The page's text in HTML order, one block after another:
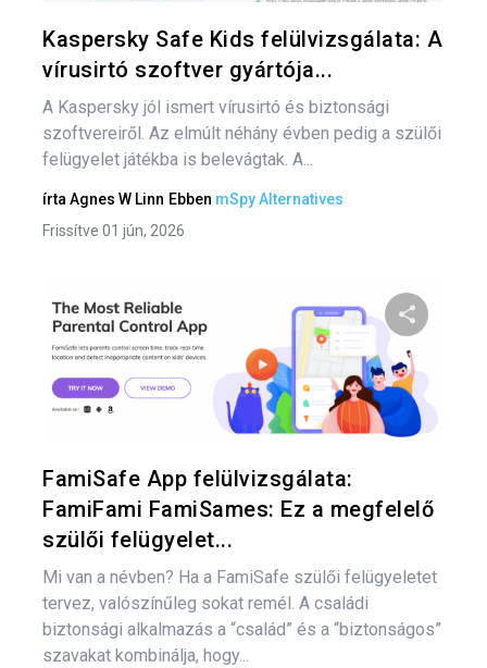
Kaspersky Safe Kids felülvizsgálata: A
vírusirtó szoftver gyártója...
A Kaspersky jól ismert vírusirtó és biztonsági
szoftvereiről. Az elmúlt néhány évben pedig a szülői
felügyelet játékba is belevágtak. A...
írta Agnes W Linn Ebben mSpy Alternatives
Frissítve 01 jún, 2026
Oszd
FamiSafe App felülvizsgálata:
FamiFami FamiSames: Ez a megfelelő
szülői felügyelet...
Mi van a névben? Ha a FamiSafe szülői felügyeletet
tervez, valószínűleg sokat remél. A családi
biztonsági alkalmazás a “család” és a “biztonságos”
szavakat kombinálja, hogy...